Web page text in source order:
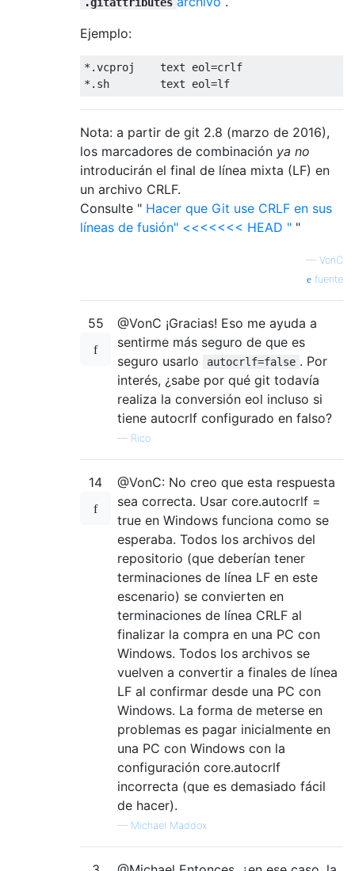
Ejemplo:
*.vcproj    text eol=crlf
Nota: a partir de git 2.8 (marzo de 2016),
los marcadores de combinación ya no
introducirán el final de línea mixta (LF) en
un archivo CRLF.
Consulte " Hacer que Git use CRLF en sus
líneas de fusión" <<<<<<< HEAD " "
— VonC
fuente
55
@VonC ¡Gracias! Eso me ayuda a
sentirme más seguro de que es
seguro usarlo
autocrlf=false . Por
interés, ¿sabe por qué git todavía
realiza la conversión eol incluso si
tiene autocrlf configurado en falso?
— Rico
14
@VonC: No creo que esta respuesta
sea correcta. Usar core.autocrlf =
true en Windows funciona como se
esperaba. Todos los archivos del
repositorio (que deberían tener
terminaciones de línea LF en este
escenario) se convierten en
terminaciones de línea CRLF al
finalizar la compra en una PC con
Windows. Todos los archivos se
vuelven a convertir a finales de línea
LF al confirmar desde una PC con
Windows. La forma de meterse en
problemas es pagar inicialmente en
una PC con Windows con la
configuración core.autocrlf
incorrecta (que es demasiado fácil
de hacer).
— Michael Maddox